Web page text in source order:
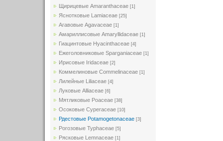
Щирицевые Amaranthaceae [1]
Яснотковые Lamiaceae [25]
Агавовые Agavaceae [1]
Амариллисовые Amaryllidaceae [1]
Гиацинтовые Hyacinthaceae [4]
Ежеголовниковые Sparganiaceae [1]
Ирисовые Iridaceae [2]
Коммелиновые Commelinaceae [1]
Лилейные Liliaceae [4]
Луковые Alliaceae [6]
Мятликовые Poaceae [38]
Осоковые Cyperaceae [10]
Рдестовые Potamogetonaceae [3]
Рогозовые Typhaceae [5]
Рясковые Lemnaceae [1]